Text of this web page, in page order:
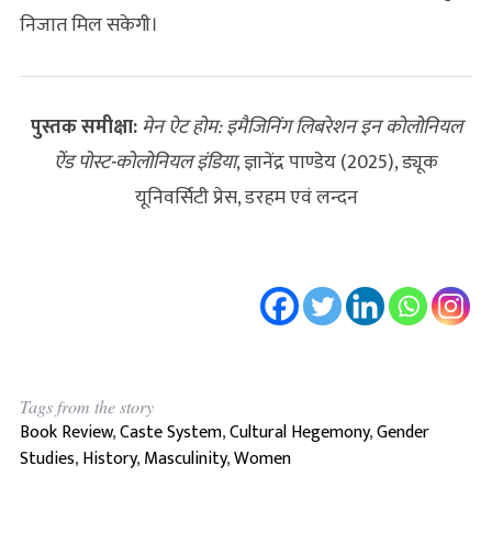
निजात मिल सकेगी।
पुस्तक समीक्षा: मेन ऐट होम: इमैजिनिंग लिबरेशन इन कोलोनियल
ऐंड पोस्ट-कोलोनियल इंडिया, ज्ञानेंद्र पाण्डेय (2025), ड्यूक
यूनिवर्सिटी प्रेस, डरहम एवं लन्दन
Tags from the story
Book Review,Caste System,Cultural Hegemony,Gender
Studies,History,Masculinity,Women